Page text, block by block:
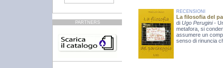
PARTNERS
RECENSIONI
La filosofia del
di Ugo Perugini-
metafora, si
assumere un
senso di rinuncia